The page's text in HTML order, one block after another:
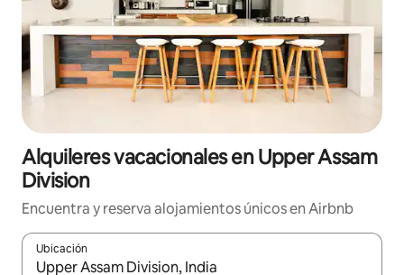
Alquileres vacacionales en Upper Assam
Division
Encuentra y reserva alojamientos únicos en Airbnb
Ubicación
Cuando los resultados estén disponibles, navega con las